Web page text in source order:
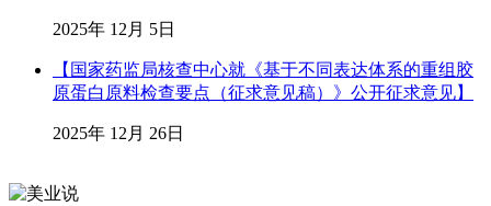
2025年 12月 5日
【国家药监局核查中心就《基于不同表达体系的重组胶
原蛋白原料检查要点（征求意见稿）》公开征求意见】
2025年 12月 26日